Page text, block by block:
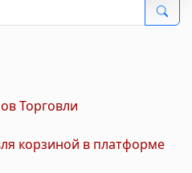
Торговли
корзиной в платформе